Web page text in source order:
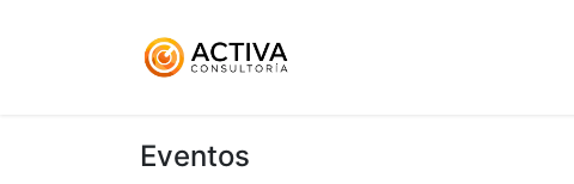
Eventos